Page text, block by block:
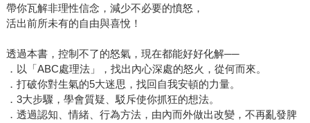
帶你瓦解非理性信念，減少不必要的憤怒，
活出前所未有的自由與喜悅！
透過本書，控制不了的怒氣，現在都能好好化解──
．以「ABC處理法」，找出內心深處的怒火，從何而來。
．打破你對生氣的5大迷思，找回自我安頓的力量。
．3大步驟，學會質疑、駁斥使你抓狂的想法。
．透過認知、情緒、行為方法，由內而外做出改變，不再亂發脾